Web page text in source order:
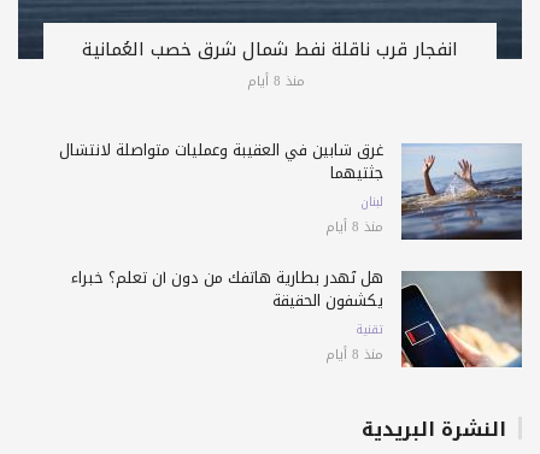
انفجار قرب ناقلة نفط شمال شرق خصب العُمانية
منذ 8 أيام
غرق شابين في العقيبة وعمليات متواصلة لانتشال
جثتيهما
لبنان
منذ 8 أيام
هل تُهدر بطارية هاتفك من دون أن تعلم؟ خبراء
يكشفون الحقيقة
تقنية
منذ 8 أيام
النشرة البريدية